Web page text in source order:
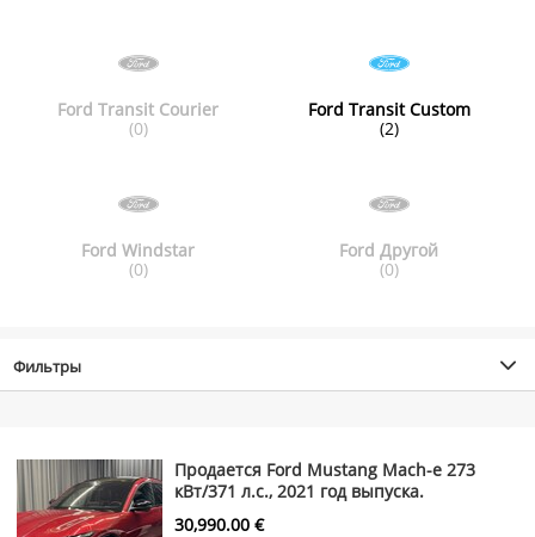
Ford Transit Courier
(0)
Ford Transit Custom
(2)
Ford Windstar
(0)
Ford Другой
(0)
Фильтры
Продается Ford Mustang Mach-e 273
кВт/371 л.с., 2021 год выпуска.
30,990.00 €